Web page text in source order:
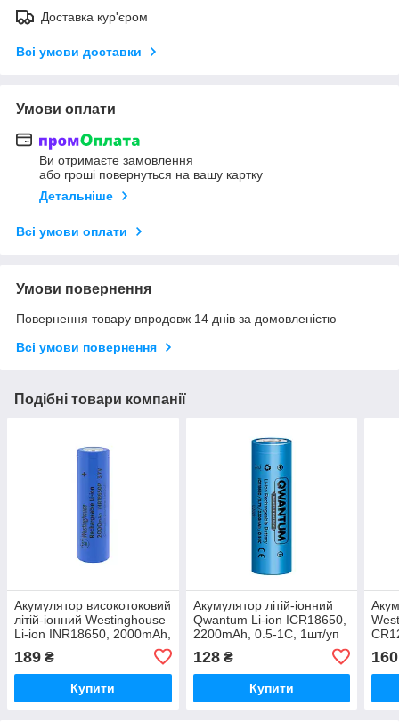
Доставка кур'єром
Всі умови доставки
Умови оплати
Ви отримаєте замовлення
або гроші повернуться на вашу картку
Детальніше
Всі умови оплати
Умови повернення
Повернення товару впродовж 14 днів за домовленістю
Всі умови повернення
Подібні товари компанії
Акумулятор високотоковий
літій-іонний Westinghouse
Li-ion INR18650, 2000mAh,
189 ₴
Купити
Акумулятор літій-іонний
Qwantum Li-ion ICR18650,
2200mAh, 0.5-1С, 1шт/уп
128₴
Купити
160